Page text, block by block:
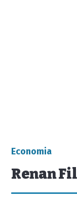
Economia
Renan